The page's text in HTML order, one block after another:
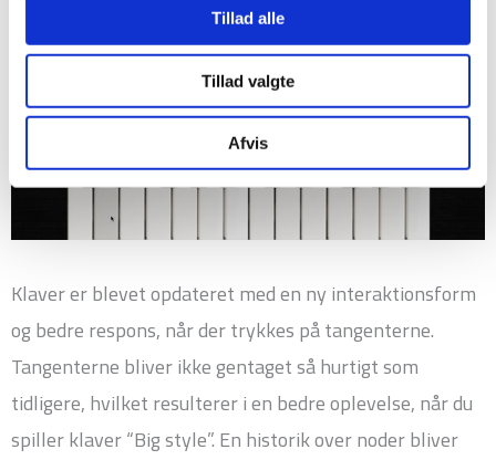
Tillad alle
Tillad valgte
Afvis
Klaver er blevet opdateret med en ny interaktionsform
og bedre respons, når der trykkes på tangenterne.
Tangenterne bliver ikke gentaget så hurtigt som
tidligere, hvilket resulterer i en bedre oplevelse, når du
spiller klaver “Big style”. En historik over noder bliver